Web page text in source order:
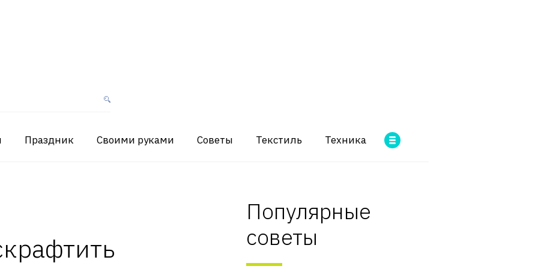
Праздник Своими руками Советы Текстиль Техника
Популярные
советы